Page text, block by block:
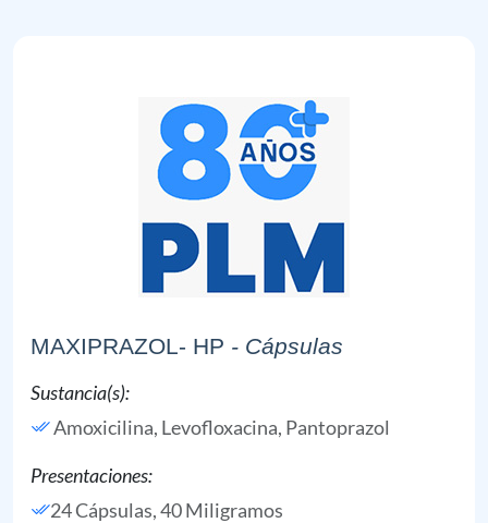
MAXIPRAZOL- HP - Cápsulas
Sustancia(s):
Amoxicilina, Levofloxacina, Pantoprazol
Presentaciones:
24 Cápsulas, 40 Miligramos